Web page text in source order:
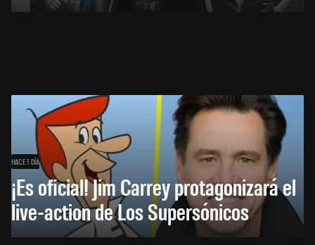
HACE 1 DÍA
¡Es oficial! Jim Carrey protagonizará el
live-action de Los Supersónicos